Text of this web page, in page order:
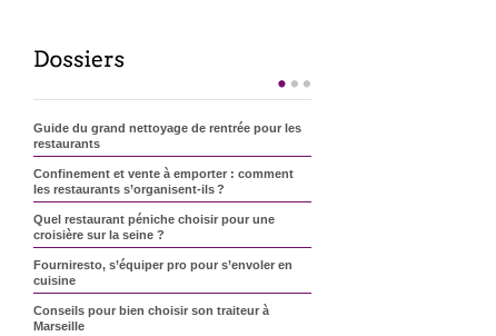
Collections”
Guide du grand nettoyage de rentrée pour les
restaurants
Confinement et vente à emporter : comment
les restaurants s’organisent-ils ?
Quel restaurant péniche choisir pour une
croisière sur la seine ?
Fourniresto, s’équiper pro pour s’envoler en
cuisine
Conseils pour bien choisir son traiteur à
Marseille